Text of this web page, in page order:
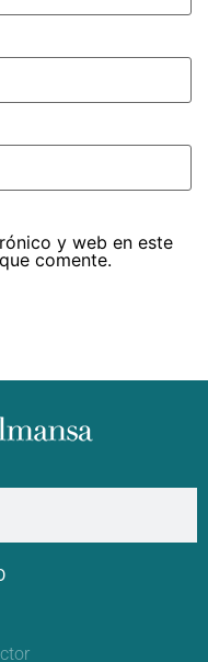
y web en este
comente.